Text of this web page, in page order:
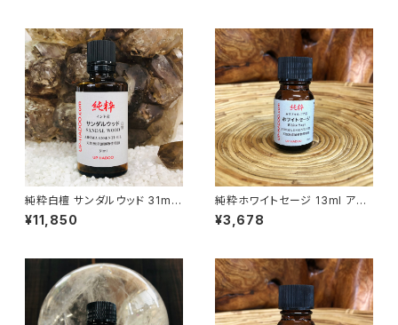
純粋白檀 サンダルウッド 31ml
アロマオイル
¥11,850
純粋ホワイトセージ 13ml アロ
マオイル
¥3,678